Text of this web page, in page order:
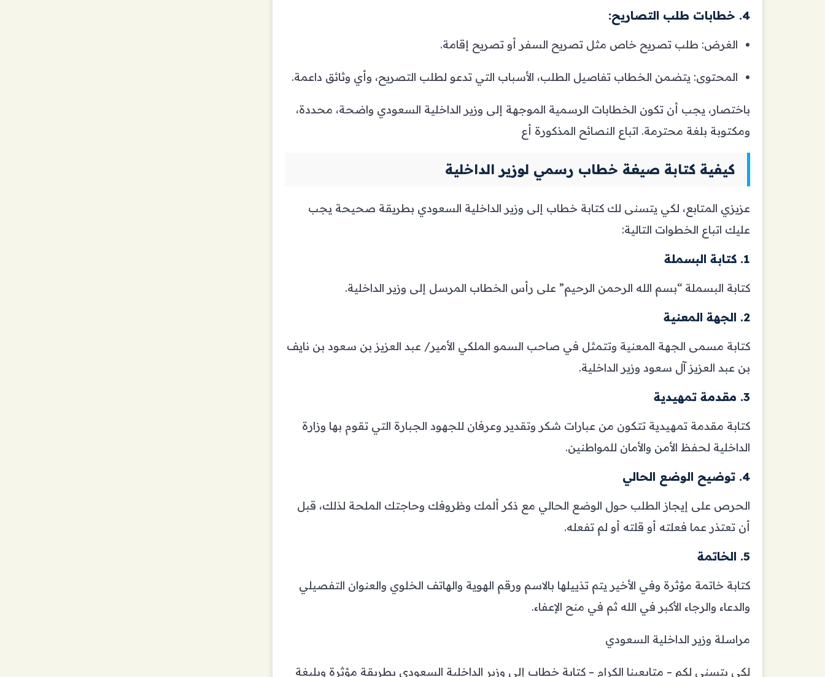
4. خطابات طلب التصاريح:
الغرض: طلب تصريح خاص مثل تصريح السفر أو تصريح إقامة.
المحتوى: يتضمن الخطاب تفاصيل الطلب، الأسباب التي تدعو لطلب التصريح، وأي وثائق داعمة.
باختصار، يجب أن تكون الخطابات الرسمية الموجهة إلى وزير الداخلية السعودي واضحة، محددة،
ومكتوبة بلغة محترمة. اتباع النصائح المذكورة أع
كيفية كتابة صيغة خطاب رسمي لوزير الداخلية
عزيزي المتابع، لكي يتسنى لك كتابة خطاب إلى وزير الداخلية السعودي بطريقة صحيحة يجب
عليك اتباع الخطوات التالية:
1. كتابة البسملة
كتابة البسملة “بسم الله الرحمن الرحيم” على رأس الخطاب المرسل إلى وزير الداخلية.
2. الجهة المعنية
كتابة مسمى الجهة المعنية وتتمثل في صاحب السمو الملكي الأمير/ عبد العزيز بن سعود بن نايف
بن عبد العزيز آل سعود وزير الداخلية.
3. مقدمة تمهيدية
كتابة مقدمة تمهيدية تتكون من عبارات شكر وتقدير وعرفان للجهود الجبارة التي تقوم بها وزارة
الداخلية لحفظ الأمن والأمان للمواطنين.
4. توضيح الوضع الحالي
الحرص على إيجاز الطلب حول الوضع الحالي مع ذكر ألمك وظروفك وحاجتك الملحة لذلك، قبل
أن تعتذر عما فعلته أو قلته أو لم تفعله.
5. ال خاتمة
كتابة خاتمة مؤثرة وفي الأخير يتم تذييلها بالاسم ورقم الهوية والهاتف الخلوي والعنوان التفصيلي
والدعاء والرجاء الأكبر في الله ثم في منح الإعفاء.
مراسلة وزير الداخلية السعودي
لكي يتسنى لكم – متابعينا الكرام – كتابة خطاب إلى وزير الداخلية السعودي بطريقة مؤثرة وبليغة